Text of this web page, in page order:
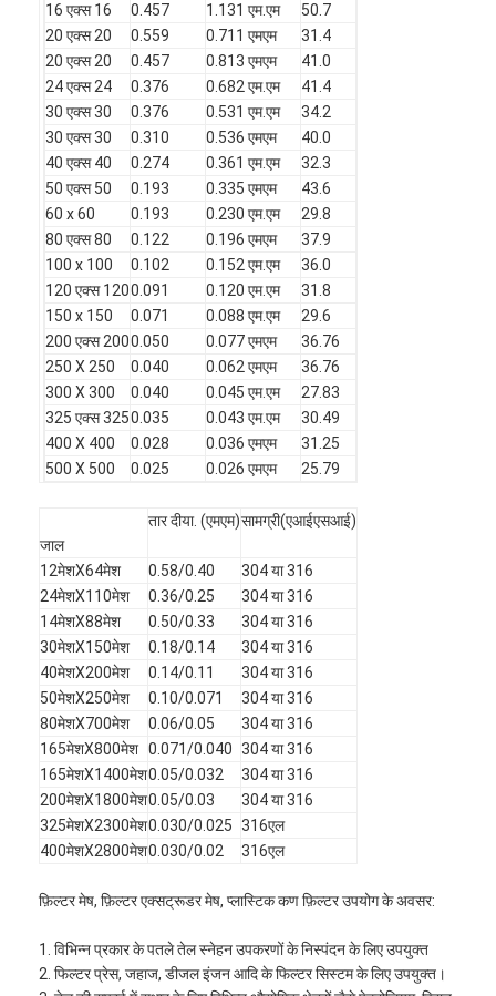
फैक्टरी यात्रा
गुणवत्ता नियंत्रण
हमसे संपर्क करें
समाचार
अभी चैट करें
स्टेनलेस स्टील एक्स झुकाव जाल
एक्सट्रूडर फिल्टर स्क्रीन
एक्सट्रूडर स्क्रीन पैक
तार रस्सी जाल
पैडल कोर्ट की बाड़
बुना हुआ तार जाल
पत्थर का गैबियन बास्केट
वास्तु -धातु जाल
एल्यूमिनियम चेन फ्लाई स्क्रीन
जॉनसन स्क्रीन फिल्टर
धातु जाल बाड़
मधुमक्खी के छत्ते की जाली
16 एक्स 16
0.457 1.131 एम.एम
50.7
20 एक्स 20
0.559 0.711 एमएम
31.4
20 एक्स 20
0.457 0.813 एमएम
41.0
24 एक्स 24
0.376 0.682 एम.एम
41.4
30 एक्स 30
0.376 0.531 एम.एम
34.2
30 एक्स 30
0.310 0.536 एमएम
40.0
40 एक्स 40
0.274 0.361 एम.एम
32.3
50 एक्स 50
0.193 0.335 एमएम
43.6
60 x 60
0.193 0.230 एम.एम
29.8
80 एक्स 80
0.122 0.196 एमएम
37.9
100 x 100
0.102 0.152 एम.एम
36.0
120 एक्स 1200.091 0.120 एम.एम
31.8
150 x 150
0.071 0.088 एम.एम
29.6
200 एक्स 2000.050 0.077 एमएम
36.76
250 X 250
0.040 0.062 एमएम
36.76
300 X 300
0.040 0.045 एम.एम
27.83
325 एक्स 3250.035 0.043 एम.एम
30.49
400 X 400
0.028 0.036 एमएम
31.25
500 X 500
0.025 0.026 एमएम 25.79
जाल
तार दीया. (एमएम)सामग्री(एआईएसआई)
12मेशX64मेश 0.58/0.40
304 या 316
24मेशX110मेश
0.36/0.25
304 या 316
14मेशX88मेश
0.50/0.33
304 या 316
30मेशX150मेश
0.18/0.14
304 या 316
40मेशX200मेश
0.14/0.11
304 या 316
50मेशX250मेश
0.10/0.071
304 या 316
80मेशX700मेश
0.06/0.05
304 या 316
165मेशX800मेश 0.071/0.040 304 या 316
165मेशX1400मेश0.05/0.032
304 या 316
200मेशX1800मेश0.05/0.03
304 या 316
325मेशX2300मेश0.030/0.025 316एल
400मेशX2800मेश0.030/0.02 316एल
फ़िल्टर मेष, फ़िल्टर एक्सट्रूडर मेष, प्लास्टिक कण फ़िल्टर उपयोग के अवसर:
1. विभिन्न प्रकार के पतले तेल स्नेहन उपकरणों के निस्पंदन के लिए उपयुक्त
2. फिल्टर प्रेस, जहाज, डीजल इंजन आदि के फिल्टर सिस्टम के लिए उपयुक्त।